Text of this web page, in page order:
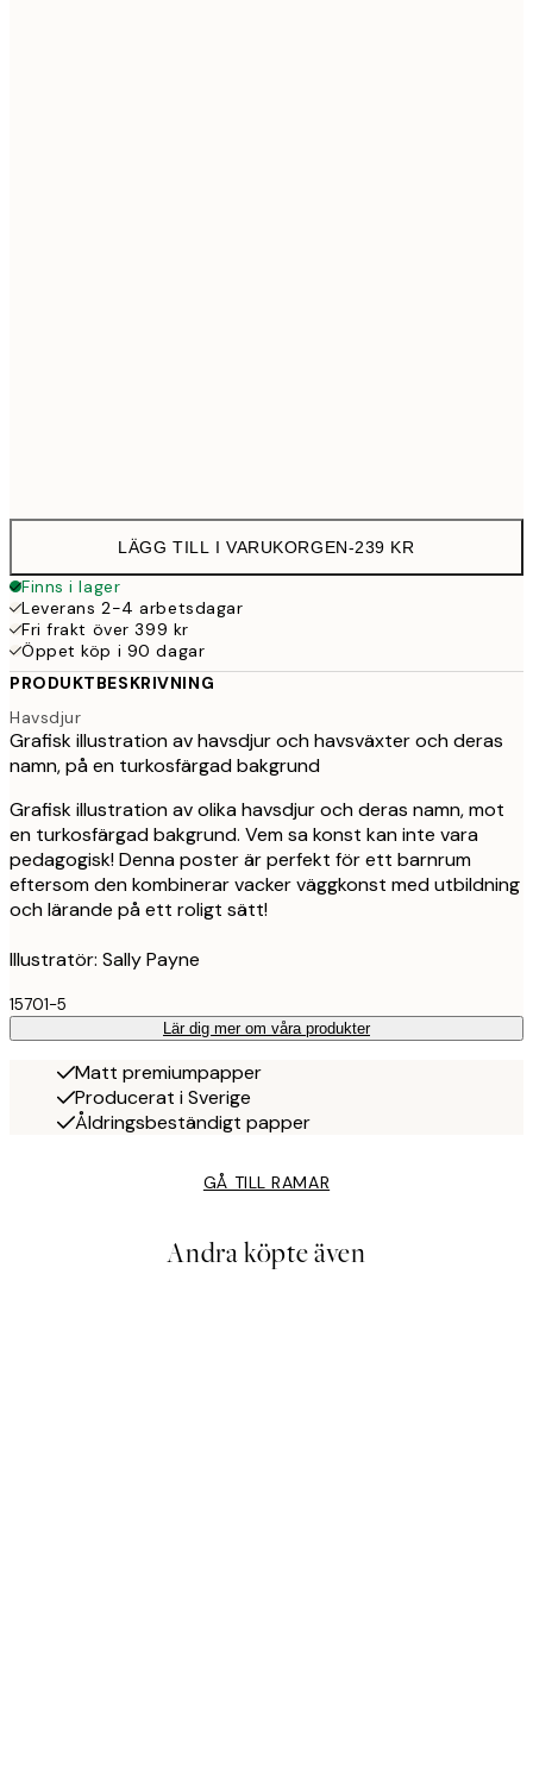
LÄGG TILL I VARUKORGEN-239 KR
Finns i lager
Leverans 2-4 arbetsdagar
Fri frakt över 399 kr
Öppet köp i 90 dagar
PRODUKTBESKRIVNING
Havsdjur
Grafisk illustration av havsdjur och havsväxter och deras
namn, på en turkosfärgad bakgrund
Grafisk illustration av olika havsdjur och deras namn, mot
en turkosfärgad bakgrund. Vem sa konst kan inte vara
pedagogisk! Denna poster är perfekt för ett barnrum
eftersom den kombinerar vacker väggkonst med utbildning
och lärande på ett roligt sätt!
Illustratör: Sally Payne
15701-5
Lär dig mer om våra produkter
Matt premiumpapper
Producerat i Sverige
Åldringsbeständigt papper
GÅ TILL RAMAR
Andra köpte även